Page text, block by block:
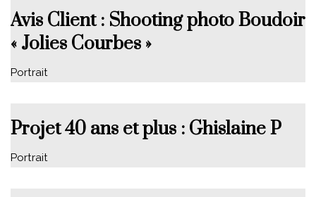
Avis Client : Shooting photo Boudoir
« Jolies Courbes »
Portrait
Projet 40 ans et plus : Ghislaine P
Portrait